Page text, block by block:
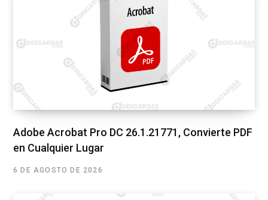
Adobe Acrobat Pro DC 26.1.21771, Convierte PDF
en Cualquier Lugar
6 DE AGOSTO DE 2026